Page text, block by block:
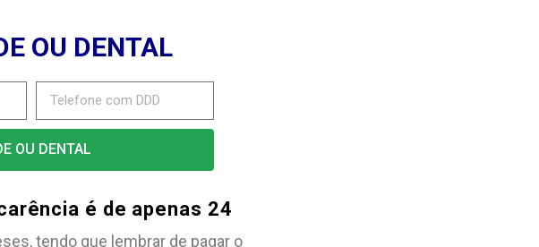
OU DENTAL
OU DENTAL
é de apenas 24
tendo que lembrar de pagar o